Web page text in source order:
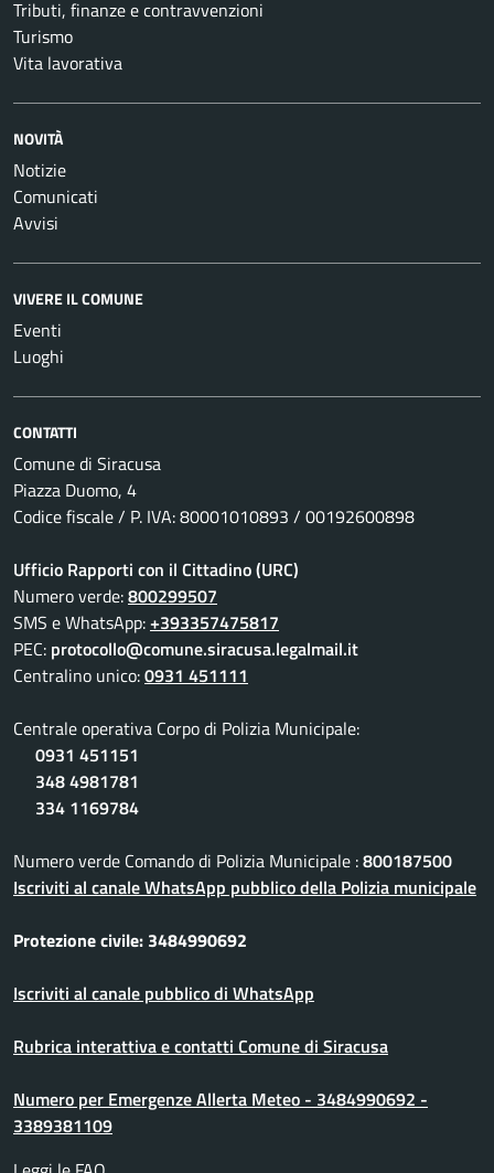
Tributi, finanze e contravvenzioni
Turismo
Vita lavorativa
NOVITÀ
Notizie
Comunicati
Avvisi
VIVERE IL COMUNE
Eventi
Luoghi
CONTATTI
Comune di Siracusa
Piazza Duomo, 4
Codice fiscale / P. IVA: 80001010893 / 00192600898
Ufficio Rapporti con il Cittadino (URC)
Numero verde:800299507
SMS e WhatsApp:+393357475817
PEC: protocollo@comune.siracusa.legalmail.it
Centralino unico:0931 451111
Centrale operativa Corpo di Polizia Municipale:
0931 451151
348 4981781
334 1169784
Numero verde Comando di Polizia Municipale :800187500
Iscriviti al canale WhatsApp pubblico della Polizia municipale
Protezione civile: 3484990692
Iscriviti al canale pubblico di WhatsApp
Rubrica interattiva e contatti Comune di Siracusa
Numero per Emergenze Allerta Meteo - 3484990692 -
3389381109